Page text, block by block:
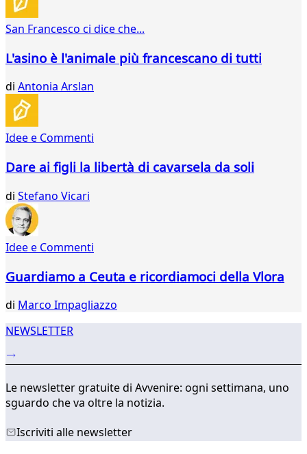
San Francesco ci dice che...
L'asino è l'animale più francescano di tutti
di Antonia Arslan
Idee e Commenti
Dare ai figli la libertà di cavarsela da soli
di Stefano Vicari
Idee e Commenti
Guardiamo a Ceuta e ricordiamoci della Vlora
di Marco Impagliazzo
NEWSLETTER
Le newsletter gratuite di Avvenire: ogni settimana, uno
sguardo che va oltre la notizia.
Iscriviti alle newsletter